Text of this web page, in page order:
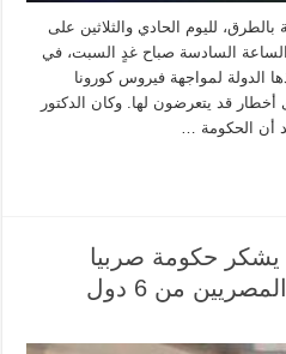
لليوم الحادي والثلاثين على
الساعة السادسة صباح غدٍ السبت، في
الدولة لمواجهة فيروس كورونا
قد يتعرضون لها. وكان الدكتور
أن الحكومة …
حكومة صربيا
من 6 دول